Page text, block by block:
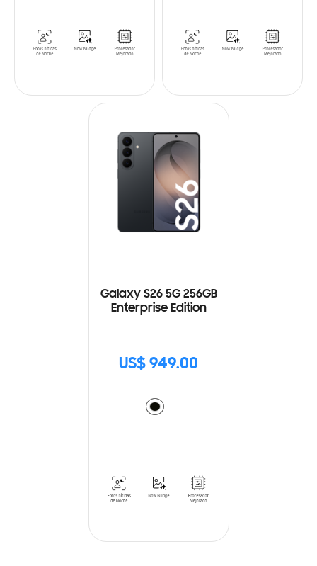
Galaxy S26 5G 256GB
Enterprise Edition
US$ 949.00